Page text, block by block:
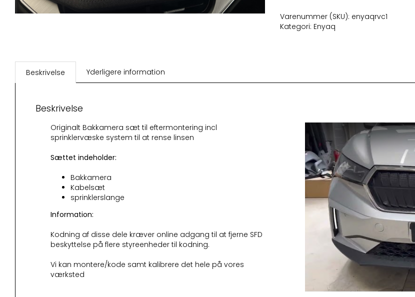
sprinkler
antal
Varenummer (SKU): enyaqrvc1
Kategori: Enyaq
Beskrivelse Yderligere information
Beskrivelse
Originalt Bakkamera sæt til eftermontering incl
sprinklervæske system til at rense linsen
Sættet indeholder:
Bakkamera
Kabelsæt
sprinklerslange
Information:
Kodning af disse dele kræver online adgang til at fjerne SFD
beskyttelse på flere styreenheder til kodning.
Vi kan montere/kode samt kalibrere det hele på vores
værksted